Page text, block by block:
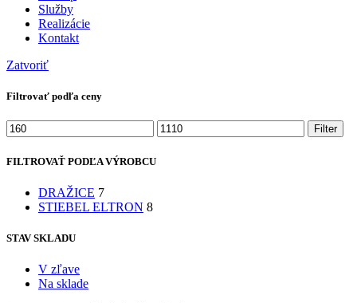
Služby
Realizácie
Kontakt
Zatvoriť
Filtrovať podľa ceny
Minimálna
cena
Maximálna
cena
Filter
FILTROVAŤ PODĽA VÝROBCU
DRAŽICE 7
STIEBEL ELTRON 8
STAV SKLADU
V zľave
Na sklade